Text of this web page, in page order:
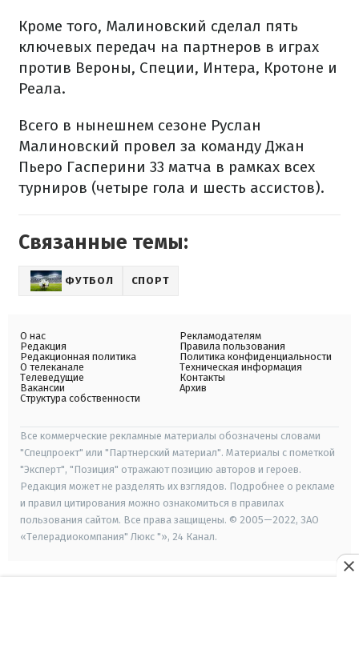
Кроме того, Малиновский сделал пять
ключевых передач на партнеров в играх
против Вероны, Специи, Интера, Кротоне и
Реала.
Всего в нынешнем сезоне Руслан
Малиновский провел за команду Джан
Пьеро Гасперини 33 матча в рамках всех
турниров (четыре гола и шесть ассистов).
Связанные темы:
ФУТБОЛ СПОРТ
О нас
Редакция
Редакционная политика
О телеканале
Телеведущие
Вакансии
Структура собственности
Рекламодателям
Правила пользования
Политика конфиденциальности
Техническая информация
Контакты
Архив
Все коммерческие рекламные материалы обозначены словами
"Спецпроект" или "Партнерский материал". Материалы с пометкой
"Эксперт", "Позиция" отражают позицию авторов и героев.
Редакция может не разделять их взглядов. Подробнее о рекламе
и правил цитирования можно ознакомиться в правилах
пользования сайтом. Все права защищены. © 2005—2022, ЗАО
«Телерадиокомпания" Люкс "», 24 Канал.